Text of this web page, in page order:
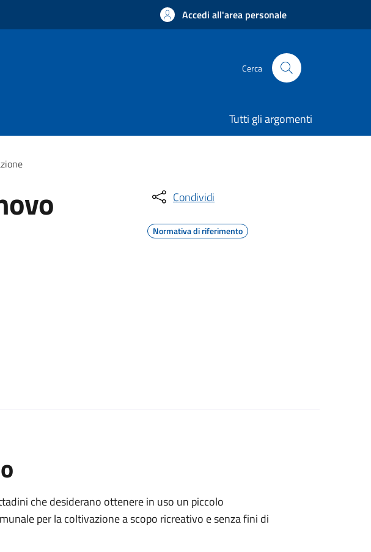
Accedi all'area personale
Cerca
Tutti gli argomenti
Condividi
Normativa di riferimento
che desiderano ottenere in uso un piccolo
per la coltivazione a scopo ricreativo e senza fini di